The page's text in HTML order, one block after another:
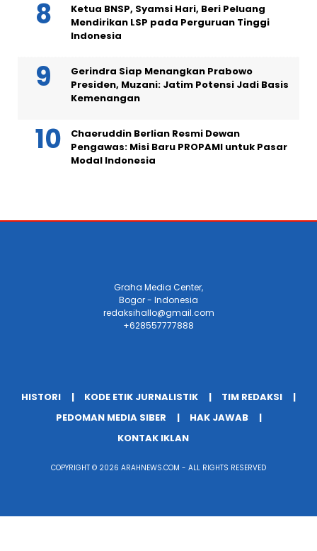
Ketua BNSP, Syamsi Hari, Beri Peluang
Mendirikan LSP pada Perguruan Tinggi
Indonesia
Gerindra Siap Menangkan Prabowo
Presiden, Muzani: Jatim Potensi Jadi Basis
Kemenangan
Chaeruddin Berlian Resmi Dewan
Pengawas: Misi Baru PROPAMI untuk Pasar
Modal Indonesia
Graha Media Center,
Bogor - Indonesia
redaksihallo@gmail.com
+628557777888
HISTORI KODE ETIK JURNALISTIK
TIM REDAKSI
PEDOMAN MEDIA SIBER
HAK JAWAB
KONTAK IKLAN
COPYRIGHT © 2026 ARAHNEWS.COM - ALL RIGHTS RESERVED